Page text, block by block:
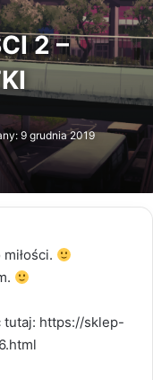
2 –
9 grudnia 2019
tutaj: https://sklep-